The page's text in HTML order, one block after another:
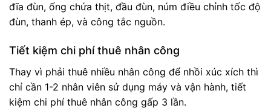
đĩa đùn, ống chứa thịt, đầu đùn, núm điều chỉnh tốc độ
đùn, thanh ép, và công tắc nguồn.
Tiết kiệm chi phí thuê nhân công
Thay vì phải thuê nhiều nhân công để nhồi xúc xích thì
chỉ cần 1-2 nhân viên sử dụng máy và vận hành, tiết
kiệm chi phí thuê nhân công gấp 3 lần.